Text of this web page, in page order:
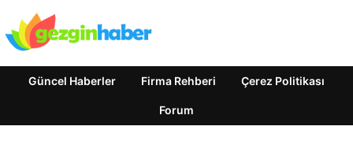
Güncel Haberler Firma Rehberi Çerez Politikası
Forum